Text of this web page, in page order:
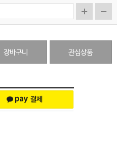
장바구니 관심상품